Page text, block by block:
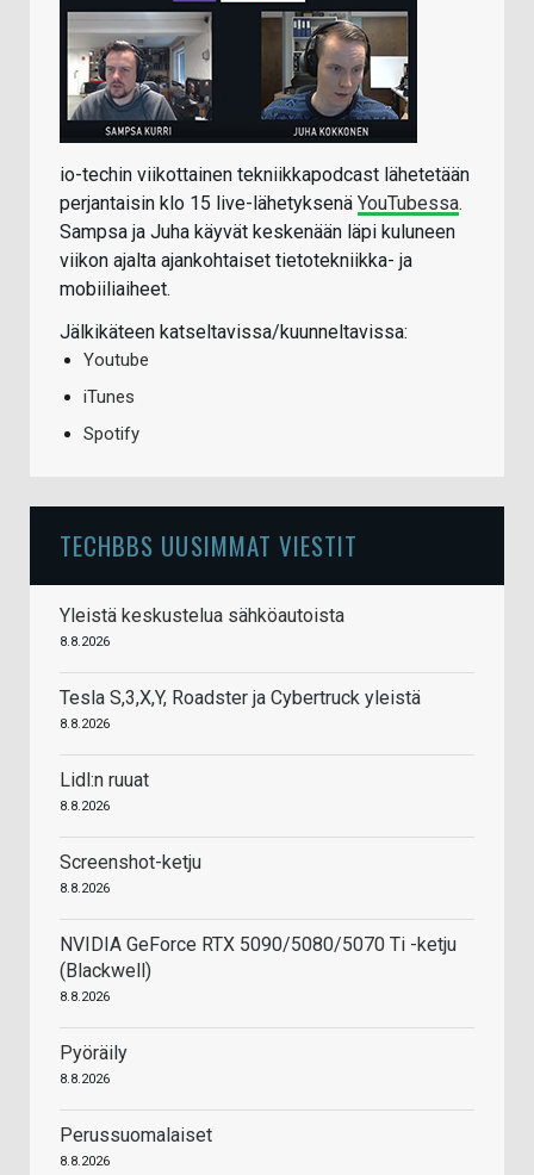
io-techin viikottainen tekniikkapodcast lähetetään
perjantaisin klo 15 live-lähetyksenä YouTubessa.
Sampsa ja Juha käyvät keskenään läpi kuluneen
viikon ajalta ajankohtaiset tietotekniikka- ja
mobiiliaiheet.
Jälkikäteen katseltavissa/kuunneltavissa:
Youtube
iTunes
Spotify
TECHBBS UUSIMMAT VIESTIT
Yleistä keskustelua sähköautoista
8.8.2026
Tesla S,3,X,Y, Roadster ja Cybertruck yleistä
8.8.2026
Lidl:n ruuat
8.8.2026
Screenshot-ketju
8.8.2026
NVIDIA GeForce RTX 5090/5080/5070 Ti -ketju
(Blackwell)
8.8.2026
Pyöräily
8.8.2026
Perussuomalaiset
8.8.2026